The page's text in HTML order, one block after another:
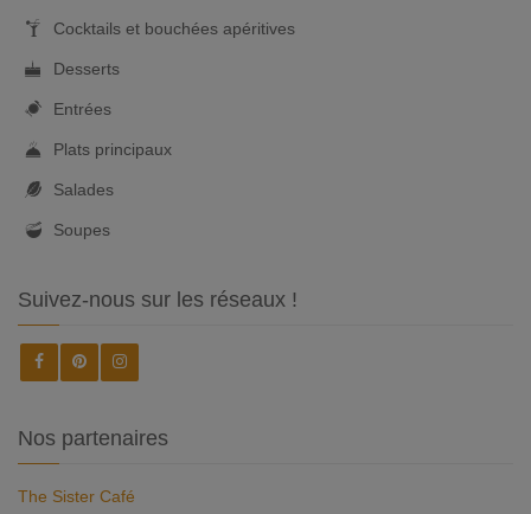
Cocktails et bouchées apéritives
Desserts
Entrées
Plats principaux
Salades
Soupes
Suivez-nous sur les réseaux !
Nos partenaires
The Sister Café